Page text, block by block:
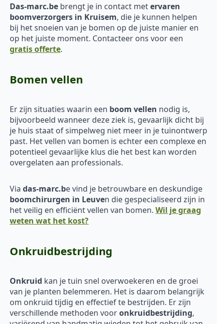
Das-marc.be brengt je in contact metervaren
boomverzorgers in Kruisem, die je kunnen helpen
bij het snoeien van je bomen op de juiste manier en
op het juiste moment. Contacteer ons voor een
gratis offerte.
Bomen vellen
Er zijn situaties waarin een boom vellen nodig is,
bijvoorbeeld wanneer deze ziek is, gevaarlijk dicht bij
je huis staat of simpelweg niet meer in je tuinontwerp
past. Het vellen van bomen is echter een complexe en
potentieel gevaarlijke klus die het best kan worden
overgelaten aan professionals.
Via das-marc.be vind je betrouwbare en deskundige
boomchirurgen in Leuven die gespecialiseerd zijn in
het veilig en efficiënt vellen van bomen. Wil je graag
weten wat het kost?
Onkruidbestrijding
Onkruid kan je tuin snel overwoekeren en de groei
van je planten belemmeren. Het is daarom belangrijk
om onkruid tijdig en effectief te bestrijden. Er zijn
verschillende methoden vooronkruidbestrijding,